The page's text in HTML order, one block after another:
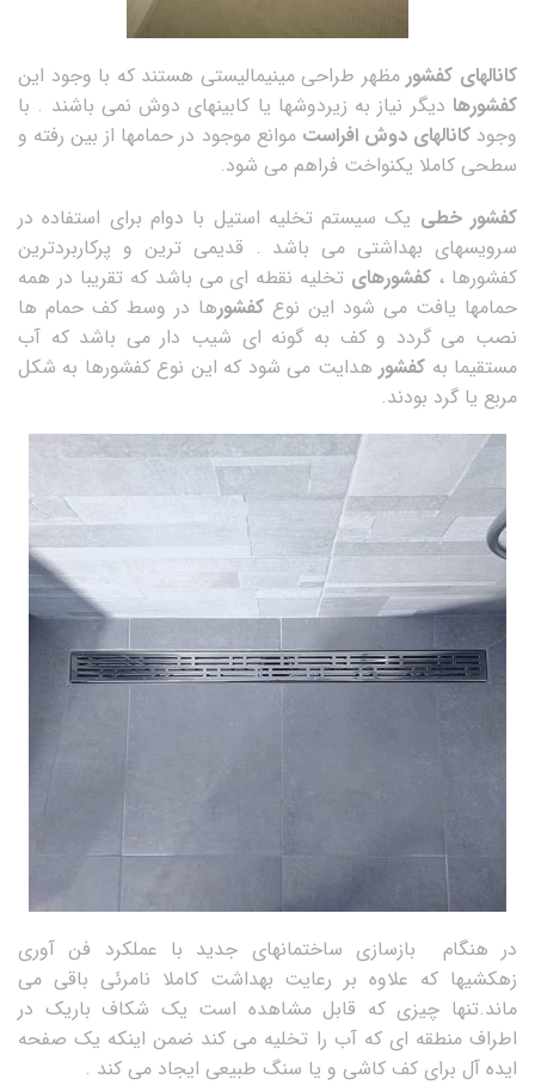
کانالهای کفشور مظهر طراحی مینیمالیستی هستند که با وجود این
کفشورها دیگر نیاز به زیردوشها یا کابینهای دوش نمی باشند . با
وجودکانالهای دوش افراست موانع موجود در حمامها از بین رفته و
سطحی کاملا یکنواخت فراهم می شود.
کفشور خطی یک سیستم تخلیه استیل با دوام برای استفاده در
سرویسهای بهداشتی می باشد . قدیمی ترین و پرکاربردترین
کفشورها ، کفشورهای تخلیه نقطه ای می باشد که تقریبا در همه
حمامها یافت می شود این نوع کفشورها در وسط کف حمام ها
نصب می گردد و کف به گونه ای شیب دار می باشد که آب
مستقیما به کفشور هدایت می شود که این نوع کفشورها به شکل
مربع یا گرد بودند.
در هنگام بازسازی ساختمانهای جدید با عملکرد فن آوری
زهکشیها که علاوه بر رعایت بهداشت کاملا نامرئی باقی می
ماند.تنها چیزی که قابل مشاهده است یک شکاف باریک در
اطراف منطقه ای که آب را تخلیه می کند ضمن اینکه یک صفحه
ایده آل برای کف کاشی و یا سنگ طبیعی ایجاد می کند .